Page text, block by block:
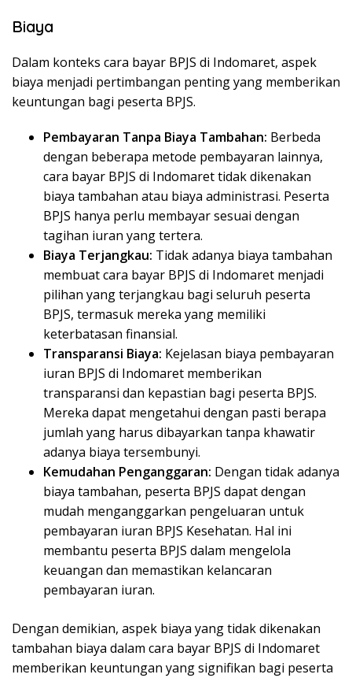
Biaya
Dalam konteks cara bayar BPJS di Indomaret, aspek
biaya menjadi pertimbangan penting yang memberikan
keuntungan bagi peserta BPJS.
Pembayaran Tanpa Biaya Tambahan: Berbeda
dengan beberapa metode pembayaran lainnya,
cara bayar BPJS di Indomaret tidak dikenakan
biaya tambahan atau biaya administrasi. Peserta
BPJS hanya perlu membayar sesuai dengan
tagihan iuran yang tertera.
Biaya Terjangkau: Tidak adanya biaya tambahan
membuat cara bayar BPJS di Indomaret menjadi
pilihan yang terjangkau bagi seluruh peserta
BPJS, termasuk mereka yang memiliki
keterbatasan finansial.
Transparansi Biaya: Kejelasan biaya pembayaran
iuran BPJS di Indomaret memberikan
transparansi dan kepastian bagi peserta BPJS.
Mereka dapat mengetahui dengan pasti berapa
jumlah yang harus dibayarkan tanpa khawatir
adanya biaya tersembunyi.
Kemudahan Penganggaran: Dengan tidak adanya
biaya tambahan, peserta BPJS dapat dengan
mudah menganggarkan pengeluaran untuk
pembayaran iuran BPJS Kesehatan. Hal ini
membantu peserta BPJS dalam mengelola
keuangan dan memastikan kelancaran
pembayaran iuran.
Dengan demikian, aspek biaya yang tidak dikenakan
tambahan biaya dalam cara bayar BPJS di Indomaret
memberikan keuntungan yang signifikan bagi peserta